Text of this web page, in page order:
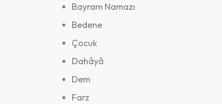
Bayram Namazı
Bedene
Çocuk
Dahâyâ
Dem
Farz